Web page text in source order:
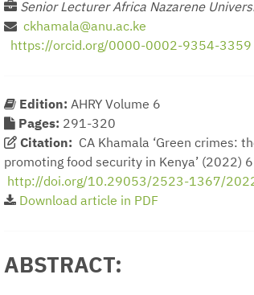
Senior Lecturer Africa Nazarene
ckhamala@anu.ac.ke
https://orcid.org/0000-0002-9354-3359
Edition: AHRY Volume 6
Pages: 291-320
Citation: CA Khamala ‘Green crimes:
promoting food security in Kenya’ (2022) 6
http://doi.org/10.29053/2523-1367/
Download article in PDF
ABSTRACT: